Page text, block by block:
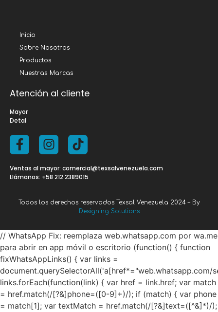
Inicio
Sobre Nosotros
Productos
Nuestras Marcas
Atención al cliente
Mayor
Detal
Ventas al mayor: comercial@texsalvenezuela.com
Llámanos: +58 212 2389015
Todos los derechos reservados Texsal Venezuela 2024 – By
Designing Solutions
// WhatsApp Fix: reemplaza web.whatsapp.com por wa.me
para abrir en app móvil o escritorio (function() { function
fixWhatsAppLinks() { var links =
document.querySelectorAll('a[href*="web.whatsapp.com/
links.forEach(function(link) { var href = link.href; var match
= href.match(/[?&]phone=([0-9]+)/); if (match) { var phone
= match[1]; var textMatch = href.match(/[?&]text=([^&]*)/);